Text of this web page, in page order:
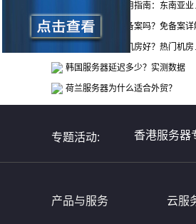
新加坡服务器租用指南：东南亚业务...
香港服务器需要备案吗？免备案详
美国服务器哪个机房好？热门机房推...
韩国服务器延迟多少？实测数据
荷兰服务器为什么适合外贸？
专题活动: 香港服务器
全球服务器
产品与服务
云服